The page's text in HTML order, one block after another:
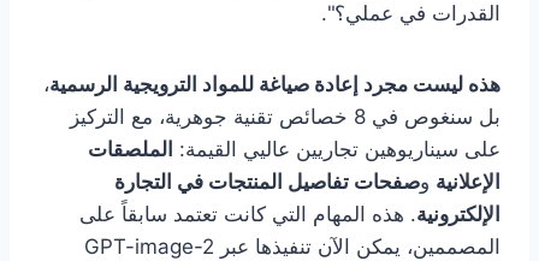
القدرات في عملي؟".
هذه ليست مجرد إعادة صياغة للمواد الترويجية الرسمية،
بل سنغوص في 8 خصائص تقنية جوهرية، مع التركيز
على سيناريوهين تجاريين عاليي القيمة: الملصقات
الإعلانية وصفحات تفاصيل المنتجات في التجارة
الإلكترونية. هذه المهام التي كانت تعتمد سابقاً على
المصممين، يمكن الآن تنفيذها عبر GPT-image-2